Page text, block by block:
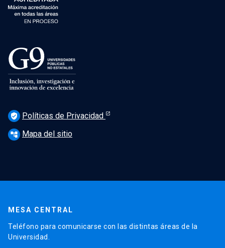
verified_user Políticas de Privacidad
account_tree Mapa del sitio
MESA CENTRAL
Teléfono para comunicarse con las distintas áreas de la
Universidad.